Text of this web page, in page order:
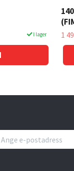
I lager 1